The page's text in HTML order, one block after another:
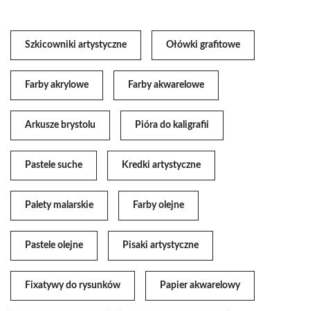
Szkicowniki artystyczne Ołówki grafitowe
Farby akrylowe Farby akwarelowe
Arkusze brystolu Pióra do kaligrafii
Pastele suche Kredki artystyczne
Palety malarskie Farby olejne
Pastele olejne Pisaki artystyczne
Fixatywy do rysunków Papier akwarelowy